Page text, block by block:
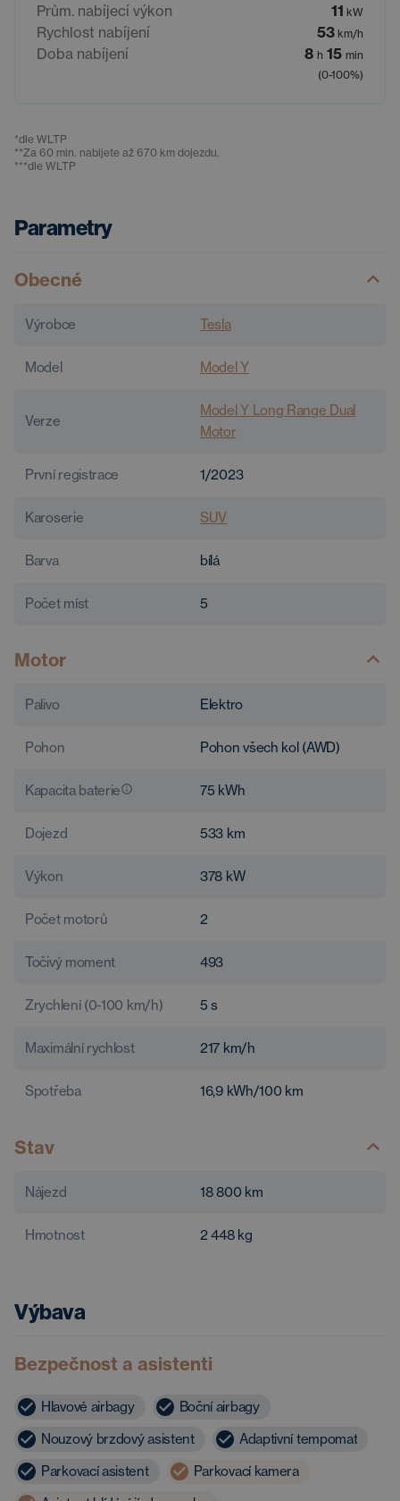
Prům. nabíjecí výkon 11 kW
Rychlost nabíjení 53 km/h
Doba nabíjení 8 h 15 min
(0-100%)
*dle WLTP
**Za 60 min. nabijete až 670 km dojezdu.
***dle WLTP
Parametry
Obecné
Výrobce Tesla
Model Model Y
Verze
Model Y Long Range Dual
Motor
První registrace 1/2023
Karoserie SUV
Barva bílá
Počet míst 5
Motor
Palivo Elektro
Pohon Pohon všech kol (AWD)
Kapacita baterie 75 kWh
Dojezd 533 km
Výkon 378 kW
Počet motorů 2
Točivý moment 493
Zrychlení (0-100 km/h) 5 s
Maximální rychlost 217 km/h
Spotřeba 16,9 kWh/100 km
Stav
Nájezd 18 800 km
Hmotnost 2 448 kg
Výbava
Bezpečnost a asistenti
Hlavové airbagy
Boční airbagy
Nouzový brzdový asistent
Adaptivní tempomat
Parkovací asistent
Parkovací kamera